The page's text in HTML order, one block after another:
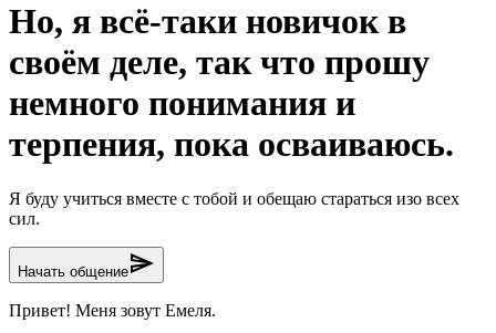
Но, я всё-таки новичок в
своём деле, так что прошу
немного понимания и
терпения, пока осваиваюсь.
Я буду учиться вместе с тобой и обещаю стараться изо всех
сил.
Начать общениеsend
Привет! Меня зовут Емеля.